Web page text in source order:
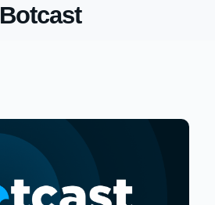
Botcast